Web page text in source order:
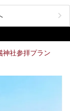
近隣にお住いの方はぜ
神社参拝プラン